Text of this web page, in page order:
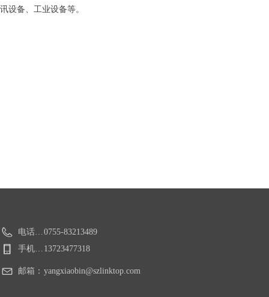
讯设备、工业设备等。
电话：0755-83213489
0755-83213489
手机：13723477318
13723477318
邮箱： yangxiaobin@szlinktop.com